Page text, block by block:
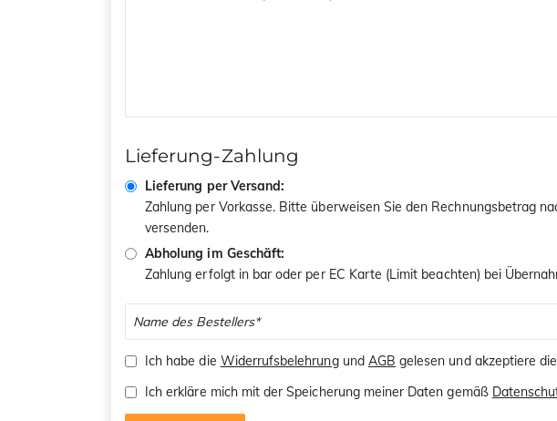
Lieferung-Zahlung
Lieferung per Versand:
Zahlung per Vorkasse. Bitte überweisen Sie den Rechnungsbetrag
versenden.
Abholung im Geschäft:
Zahlung erfolgt in bar oder per EC Karte (Limit beachten) bei
Ich habe die Widerrufsbelehrungund AGB gelesen und akzeptiere
Ich erkläre mich mit der Speicherung meiner Daten gemäß